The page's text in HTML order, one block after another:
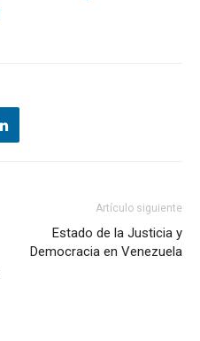
Artículo siguiente
Estado de la Justicia y
Democracia en Venezuela